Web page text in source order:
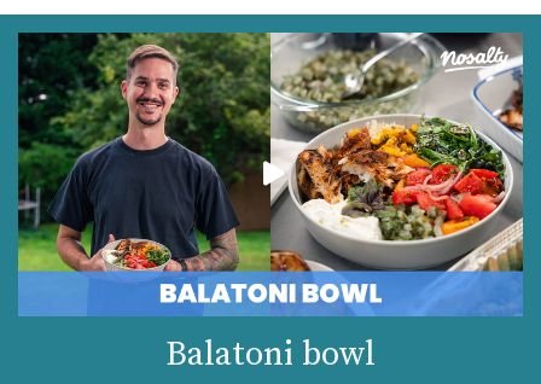
Balatoni bowl